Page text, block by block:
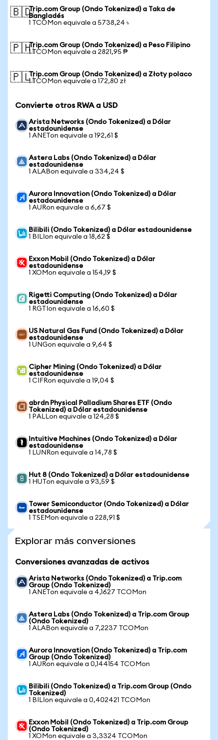
🇧🇩Trip.com Group (Ondo Tokenized) a Taka de
Bangladés
1 TCOMon equivale a 5738,24 ৳
🇵🇭Trip.com Group (Ondo Tokenized) a Peso Filipino
1 TCOMon equivale a 2821,95 ₱
🇵🇱Trip.com Group (Ondo Tokenized) a Złoty polaco
1 TCOMon equivale a 172,80 zł
Convierte otros RWA a USD
Arista Networks (Ondo Tokenized) a Dólar
estadounidense
1 ANETon equivale a 192,61 $
Astera Labs (Ondo Tokenized) a Dólar
estadounidense
1 ALABon equivale a 334,24 $
Aurora Innovation (Ondo Tokenized) a Dólar
estadounidense
1 AURon equivale a 6,67 $
Bilibili (Ondo Tokenized) a Dólar estadounidense
1 BILIon equivale a 18,62 $
Exxon Mobil (Ondo Tokenized) a Dólar
estadounidense
1 XOMon equivale a 154,19 $
Rigetti Computing (Ondo Tokenized) a Dólar
estadounidense
1 RGTIon equivale a 16,60 $
US Natural Gas Fund (Ondo Tokenized) a Dólar
estadounidense
1 UNGon equivale a 9,64 $
Cipher Mining (Ondo Tokenized) a Dólar
estadounidense
1 CIFRon equivale a 19,04 $
abrdn Physical Palladium Shares ETF (Ondo
Tokenized) a Dólar estadounidense
1 PALLon equivale a 124,28 $
Intuitive Machines (Ondo Tokenized) a Dólar
estadounidense
1 LUNRon equivale a 14,78 $
Hut 8 (Ondo Tokenized) a Dólar estadounidense
1 HUTon equivale a 93,59 $
Tower Semiconductor (Ondo Tokenized) a Dólar
estadounidense
1 TSEMon equivale a 228,91 $
Explorar más conversiones
Conversiones avanzadas de activos
Arista Networks (Ondo Tokenized) a Trip.com
Group (Ondo Tokenized)
1 ANETon equivale a 4,1627 TCOMon
Astera Labs (Ondo Tokenized) a Trip.com Group
(Ondo Tokenized)
1 ALABon equivale a 7,2237 TCOMon
Aurora Innovation (Ondo Tokenized) a Trip.com
Group (Ondo Tokenized)
1 AURon equivale a 0,144154 TCOMon
Bilibili (Ondo Tokenized) a Trip.com Group (Ondo
Tokenized)
1 BILIon equivale a 0,402421 TCOMon
Exxon Mobil (Ondo Tokenized) a Trip.com Group
(Ondo Tokenized)
1 XOMon equivale a 3,3324 TCOMon